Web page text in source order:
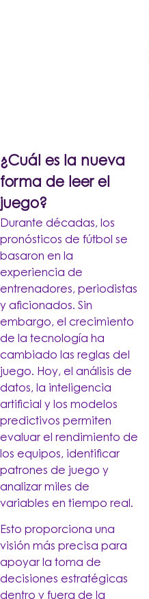
¿Cuál es la nueva
forma de leer el
juego?
Durante décadas, los
pronósticos de fútbol se
basaron en la
experiencia de
entrenadores, periodistas
y aficionados. Sin
embargo, el crecimiento
de la tecnología ha
cambiado las reglas del
juego. Hoy, el análisis de
datos, la inteligencia
artificial y los modelos
predictivos permiten
evaluar el rendimiento de
los equipos, identificar
patrones de juego y
analizar miles de
variables en tiempo real.
Esto proporciona una
visión más precisa para
apoyar la toma de
decisiones estratégicas
dentro y fuera de la